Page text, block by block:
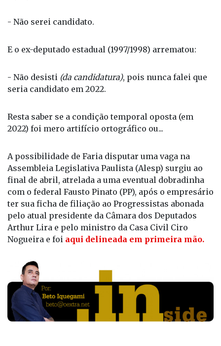
- Não serei candidato.
E o ex-deputado estadual (1997/1998) arrematou:
- Não desisti (da candidatura), pois nunca falei que
seria candidato em 2022.
Resta saber se a condição temporal oposta (em
2022) foi mero artifício ortográfico ou...
A possibilidade de Faria disputar uma vaga na
Assembleia Legislativa Paulista (Alesp) surgiu ao
final de abril, atrelada a uma eventual dobradinha
com o federal Fausto Pinato (PP), após o empresário
ter sua ficha de filiação ao Progressistas abonada
pelo atual presidente da Câmara dos Deputados
Arthur Lira e pelo ministro da Casa Civil Ciro
Nogueira e foi aqui delineada em primeira mão.